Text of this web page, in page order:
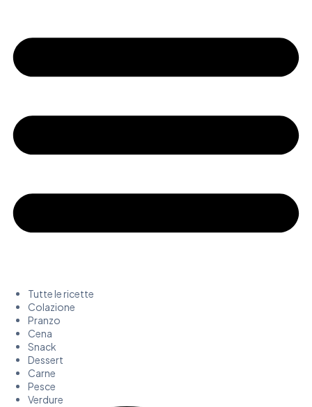
Tutte le ricette
Colazione
Pranzo
Cena
Snack
Dessert
Carne
Pesce
Verdure